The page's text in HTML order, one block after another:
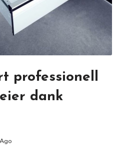
professionell
dank